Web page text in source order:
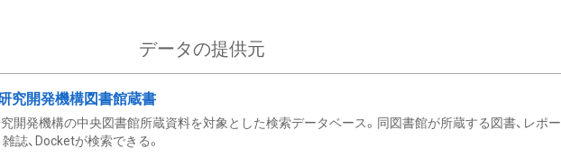
データの提供元
究開発機構図書館蔵書
開発機構の中央図書館所蔵資料を対象とした検索データベース。同図書館が所蔵する図書、レポー
雑誌、Docketが検索できる。